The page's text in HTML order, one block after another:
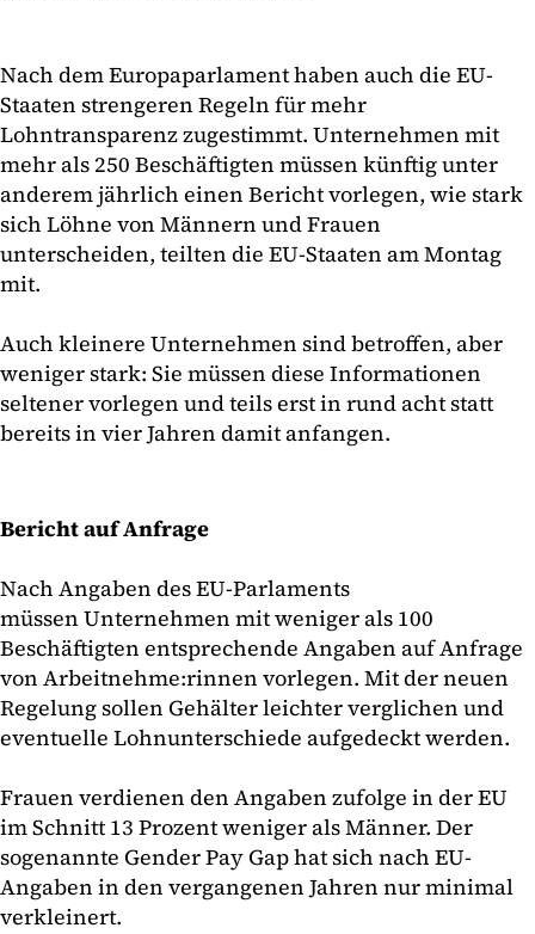
Nach dem Europaparlament haben auch die EU-
Staaten strengeren Regeln für mehr
Lohntransparenz zugestimmt. Unternehmen mit
mehr als 250 Beschäftigten müssen künftig unter
anderem jährlich einen Bericht vorlegen, wie stark
sich Löhne von Männern und Frauen
unterscheiden, teilten die EU-Staaten am Montag
mit.
Auch kleinere Unternehmen sind betroffen, aber
weniger stark: Sie müssen diese Informationen
seltener vorlegen und teils erst in rund acht statt
bereits in vier Jahren damit anfangen.
Bericht auf Anfrage
Nach Angaben des EU-Parlaments
müssen Unternehmen mit weniger als 100
Beschäftigten entsprechende Angaben auf Anfrage
von Arbeitnehme:rinnen vorlegen. Mit der neuen
Regelung sollen Gehälter leichter verglichen und
eventuelle Lohnunterschiede aufgedeckt werden.
Frauen verdienen den Angaben zufolge in der EU
im Schnitt 13 Prozent weniger als Männer. Der
sogenannte Gender Pay Gap hat sich nach EU-
Angaben in den vergangenen Jahren nur minimal
verkleinert.